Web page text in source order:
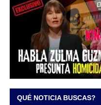
QUÉ NOTICIA BUSCAS?